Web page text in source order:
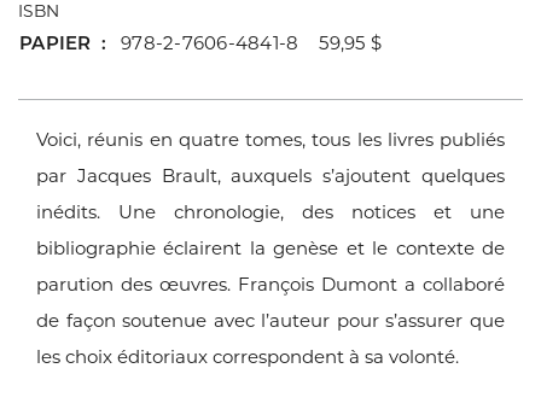
ISBN
PAPIER 978-2-7606-4841-8 59,95 $
Voici, réunis en quatre tomes, tous les livres publiés
par Jacques Brault, auxquels s’ajoutent quelques
inédits. Une chronologie, des notices et une
bibliographie éclairent la genèse et le contexte de
parution des œuvres. François Dumont a collaboré
de façonsoutenue avec l’auteur pour s’assurer que
les choix éditoriaux correspondent à sa volonté.